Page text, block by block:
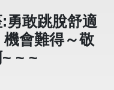
勇敢跳脫舒適
機會難得～敬
~ ~